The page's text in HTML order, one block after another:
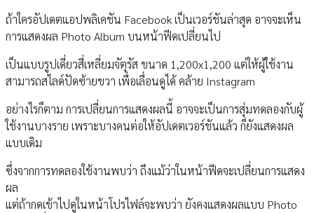
ถ้าใครอัปเดตแอปพลิเคชัน Facebook เป็นเวอร์ชันล่าสุด อาจจะเห็น
การแสดงผล Photo Album บนหน้าฟีดเปลี่ยนไป
เป็นแบบรูปเดี่ยวสี่เหลี่ยมจัตุรัส ขนาด 1,200x1,200 แต่ให้ผู้ใช้งาน
สามารถสไลด์ปัดซ้ายขวา เพื่อเลื่อนดูได้ คล้าย Instagram
อย่างไรก็ตาม การเปลี่ยนการแสดงผลนี้ อาจจะเป็นการสุ่มทดลองกับผู้
ใช้งานบางราย เพราะบางคนต่อให้อัปเดตเวอร์ชันแล้ว ก็ยังแสดงผล
แบบเดิม
ซึ่งจากการทดลองใช้งานพบว่า ถึงแม้ว่าในหน้าฟีดจะเปลี่ยนการแสดง
ผล
แต่ถ้ากดเข้าไปดูในหน้าโปรไฟล์จะพบว่า ยังคงแสดงผลแบบ Photo